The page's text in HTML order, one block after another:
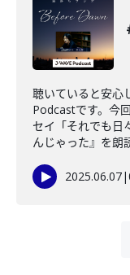
聴いていると安心
Podcastです。今
セイ「それでも日
んじゃった』を朗
2025.06.07|